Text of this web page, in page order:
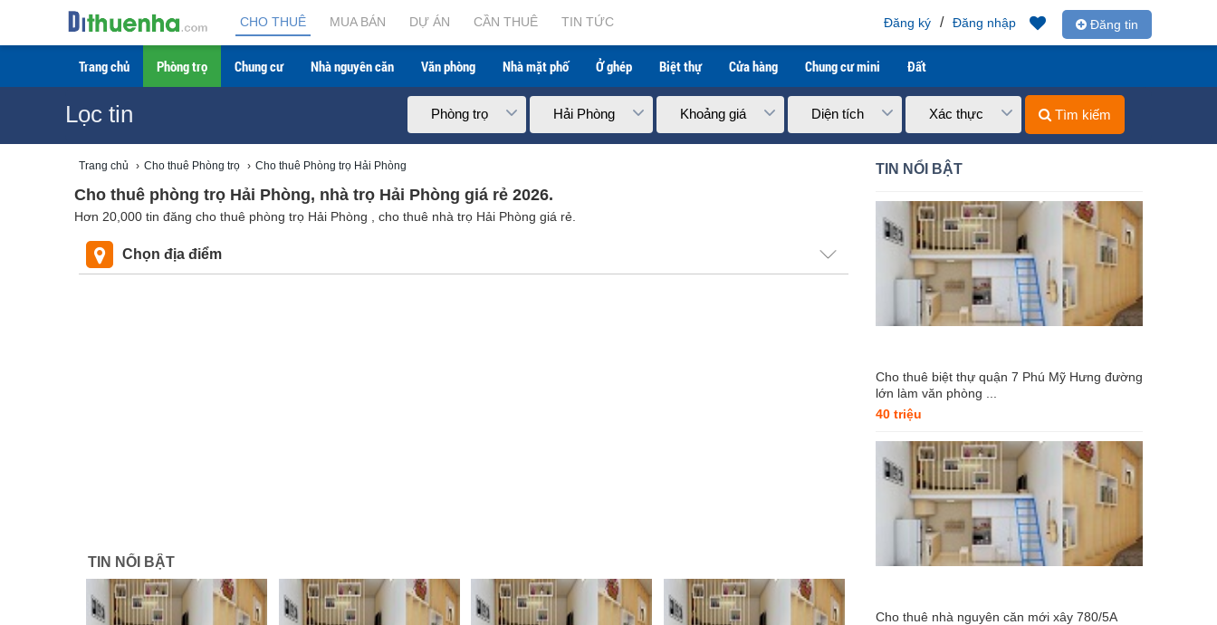
CHO THUÊ MUA BÁN DỰ ÁN CẦN THUÊ TIN TỨC Đăng tin
Đăng nhập
/
Đăng ký
Trang chủ Phòng trọ Chung cư Nhà nguyên căn Văn phòng Nhà mặt phố Ở ghép Biệt thự Cửa hàng Chung cư mini Đất
Lọc tin Phòng trọ Hải Phòng Khoảng giá Diện tích Xác thực Tìm kiếm
Trang chủ › Cho thuê Phòng trọ › Cho thuê Phòng trọ Hải Phòng
Cho thuê phòng trọ Hải Phòng, nhà trọ Hải Phòng giá rẻ 2026.
Hơn 20,000 tin đăng cho thuê phòng trọ Hải Phòng , cho thuê nhà trọ Hải Phòng giá rẻ.
Chọn địa điểm
TIN NỔI BẬT
TIN NỔI BẬT
Cho thuê biệt thự quận 7 Phú Mỹ Hưng đường
lớn làm văn phòng ...
40 triệu
Cho thuê nhà nguyên căn mới xây 780/5A